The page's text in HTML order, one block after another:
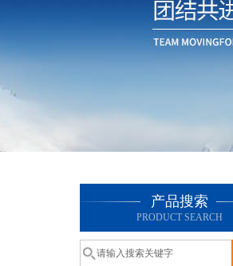
产品搜索
PRODUCT SEARCH